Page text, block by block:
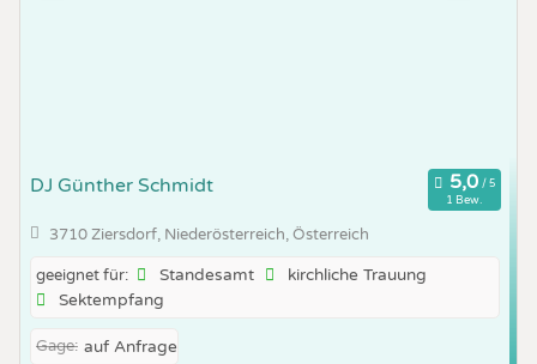
DJ Günther Schmidt
1 Bew.
3710 Ziersdorf, Niederösterreich, Österreich
geeignet für: Standesamt
kirchliche Trauung
Sektempfang
Gage: auf Anfrage